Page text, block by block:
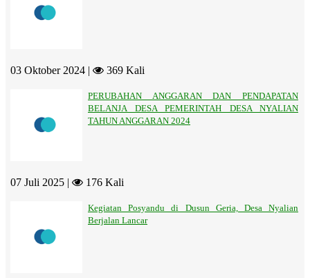
03 Oktober 2024 | 369 Kali
PERUBAHAN ANGGARAN DAN PENDAPATAN
BELANJA DESA PEMERINTAH DESA NYALIAN
TAHUN ANGGARAN 2024
07 Juli 2025 | 176 Kali
Kegiatan Posyandu di Dusun Geria, Desa Nyalian
Berjalan Lancar